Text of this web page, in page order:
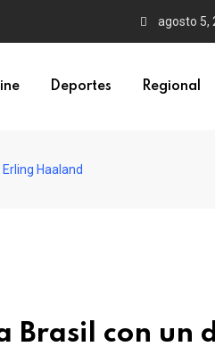
agosto 5,
Deportes Regional
Haaland
con un